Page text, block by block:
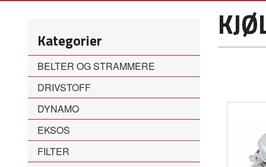
Kategorier
BELTER OG STRAMMERE
DRIVSTOFF
DYNAMO
EKSOS
FILTER